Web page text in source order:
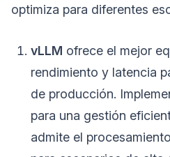
optimiza para diferentes
vLLM ofrece el mejor
rendimiento y latencia
de producción.
para una gestión
admite el